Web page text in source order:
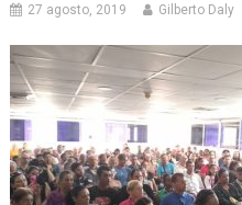
27 agosto, 2019 Gilberto Daly